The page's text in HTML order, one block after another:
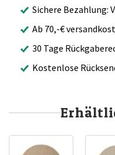
Sichere Bezahlung:
Ab 70,-€
30 Tage
Kostenlose